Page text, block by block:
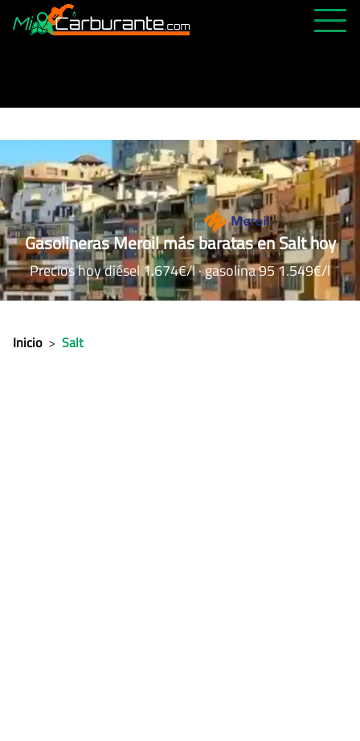
ABIERTAS 24H
ÚLTIMAS MATRÍCULAS
FAVORITAS
Gasolineras Meroil más baratas en Salt hoy
Precios hoy diésel 1.674€/l · gasolina 95 1.549€/l
Inicio > Salt